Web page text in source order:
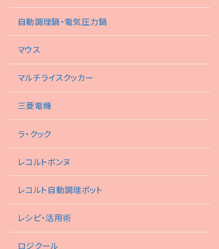
自動調理鍋・電気圧力鍋
マウス
マルチライスクッカー
三菱電機
ラ・クック
レコルトボンヌ
レコルト自動調理ポット
レシピ・活用術
ロジクール